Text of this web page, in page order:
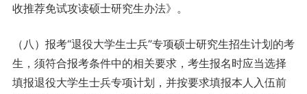
收推荐免试攻读硕士研究生办法》。
（八）报考“退役大学生士兵”专项硕士研究生招生计划的考
生，须符合报考条件中的相关要求，考生报名时应当选择
填报退役大学生士兵专项计划，并按要求填报本人入伍前